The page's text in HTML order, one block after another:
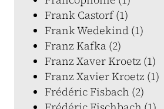
Frank Castorf (1)
Frank Wedekind (1)
Franz Kafka (2)
Franz Xaver Kroetz (1)
Franz Xavier Kroetz (1)
Frédéric Fisbach (2)